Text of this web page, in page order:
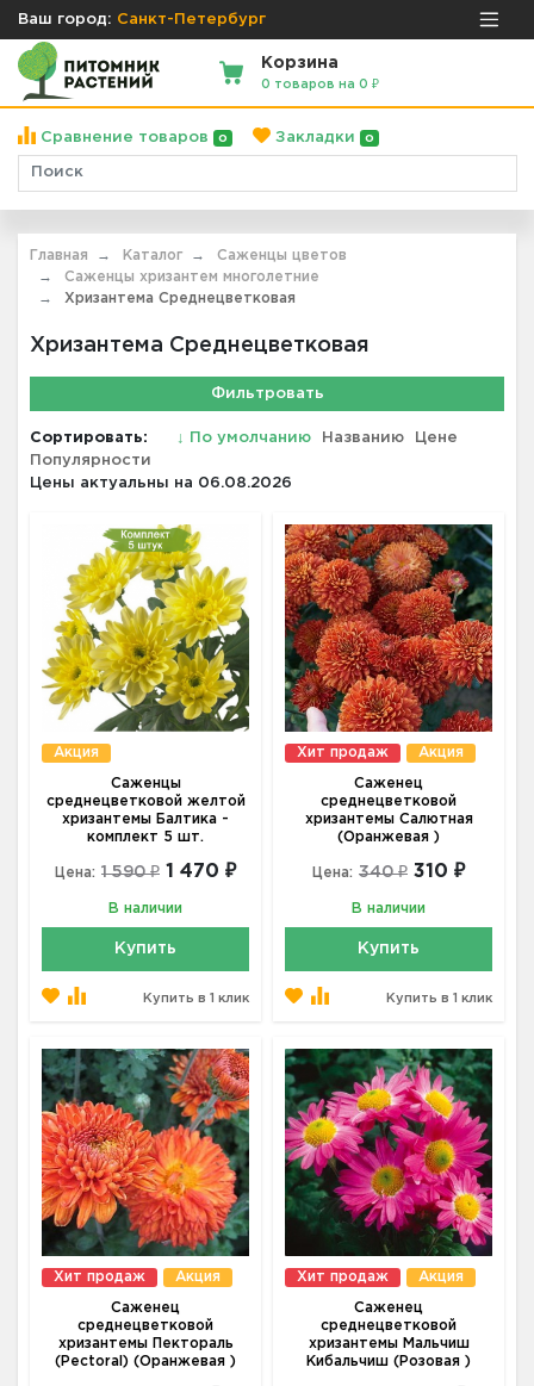
Ваш город: Санкт-Петербург
Корзина
0 товаров на 0 ₽
Сравнение товаров 0 Закладки 0
Главная Каталог
Саженцы цветов
Саженцы хризантем многолетние
Хризантема Среднецветковая
Хризантема Среднецветковая
Фильтровать
Сортировать: ↓ По умолчанию Названию
Цене
Популярности
Цены актуальны на 06.08.2026
Акция
Саженцы
среднецветковой желтой
хризантемы Балтика -
комплект 5 шт.
Цена: 1 590 ₽ 1 470 ₽
В наличии
Купить
Купить в 1 клик
Хит продаж Акция
Саженец
среднецветковой
хризантемы Салютная
(Оранжевая )
Цена: 340 ₽ 310 ₽
В наличии
Купить
Купить в 1 клик
Хит продаж Акция
Саженец
среднецветковой
хризантемы Пектораль
(Pectoral) (Оранжевая )
Хит продаж Акция
Саженец
среднецветковой
хризантемы Мальчиш
Кибальчиш (Розовая )